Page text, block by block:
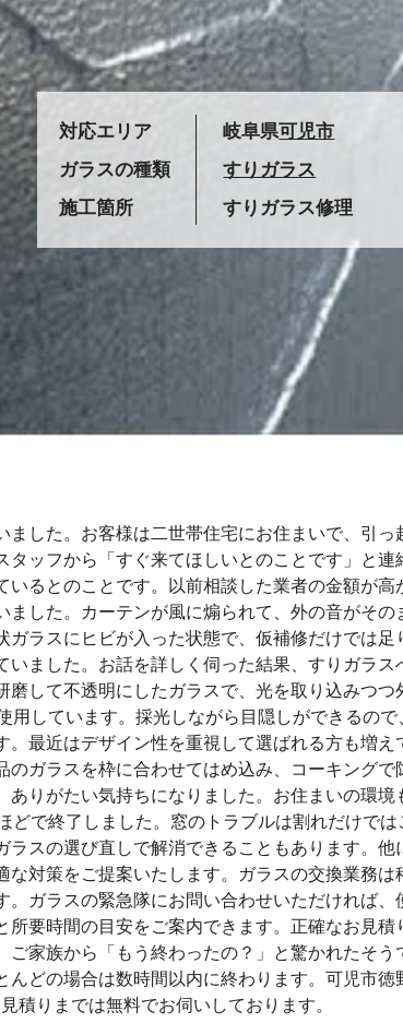
対応エリア 岐阜県可児市
ガラスの種類
すりガラス
施工箇所
すりガラス修理
した。お客様は二世帯住宅にお住まいで、引っ
ッフから「すぐ来てほしいとのことです」と連
るとのことです。以前相談した業者の金額が高
した。カーテンが風に煽られて、外の音がその
ラスにヒビが入った状態で、仮補修だけでは足
ました。お話を詳しく伺った結果、すりガラス
して不透明にしたガラスで、光を取り込みつつ
しています。採光しながら目隠しができるので
最近はデザイン性を重視して選ばれる方も増え
ガラスを枠に合わせてはめ込み、コーキングで
りがたい気持ちになりました。お住まいの環境
で終了しました。窓のトラブルは割れだけでは
スの選び直しで解消できることもあります。他
対策をご提案いたします。ガラスの交換業務は
ガラスの緊急隊にお問い合わせいただければ、
要時間の目安をご案内できます。正確なお見積
家族から「もう終わったの？」と驚かれたそう
どの場合は数時間以内に終わります。可児市徳
積りまでは無料でお伺いしております。